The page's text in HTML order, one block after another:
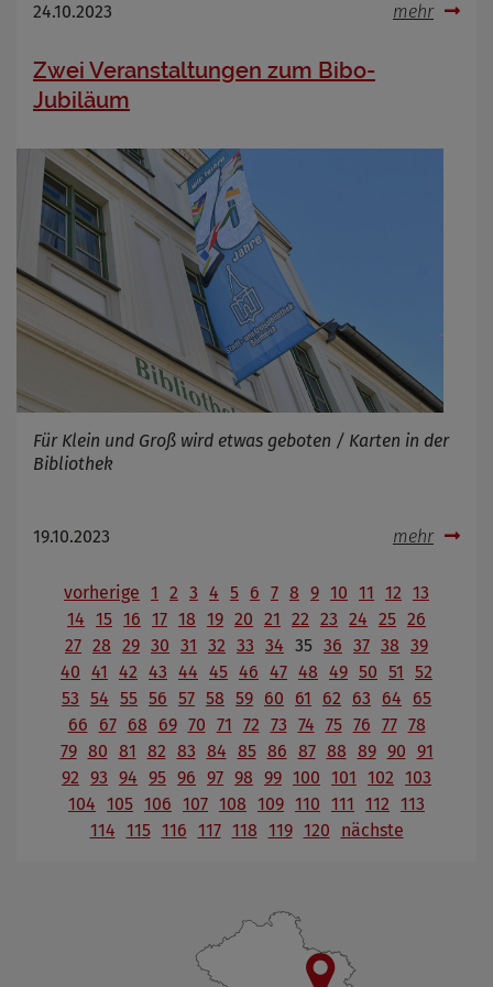
24.10.2023 mehr
Zwei Veranstaltungen zum Bibo-
Jubiläum
Für Klein und Groß wird etwas geboten / Karten in der
Bibliothek
19.10.2023 mehr
vorherige 1 2 3 4 5 6 7 8 9 10 11 12 13
14 15 16 17 18 19 20 21 22 23 24 25 26
27 28 29 30 31 32 33 34 35 36 37 38 39
40 41 42 43 44 45 46 47 48 49 50 51
52
53 54 55 56 57 58 59 60 61 62 63 64
65
66
67 68 69 70 71 72 73 74 75 76 77 78
79 80 81 82 83 84 85 86 87 88 89 90 91
92 93 94 95 96 97 98 99 100 101 102 103
104 105 106 107 108 109 110 111 112 113
114 115 116 117 118 119 120 nächste